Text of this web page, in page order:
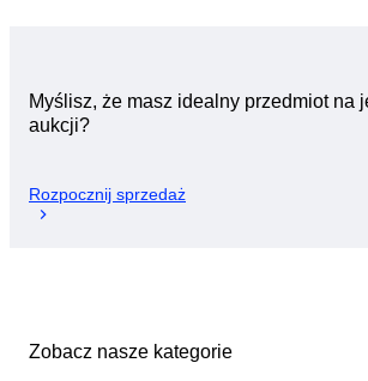
Myślisz, że masz idealny przedmiot na
aukcji?
Rozpocznij sprzedaż
Zobacz nasze kategorie